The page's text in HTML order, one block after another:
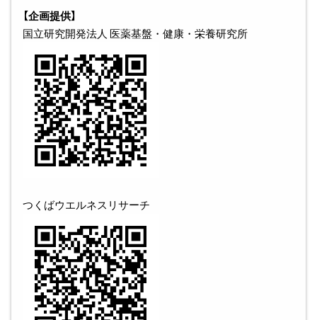
【企画提供】
国立研究開発法人 医薬基盤・健康・栄養研究所
つくばウエルネスリサーチ